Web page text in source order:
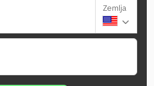
Zemlja